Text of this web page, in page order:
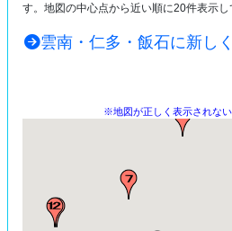
す。地図の中心点から近い順に20件表示し
雲南・仁多・飯石に新し
※地図が正しく表示されない